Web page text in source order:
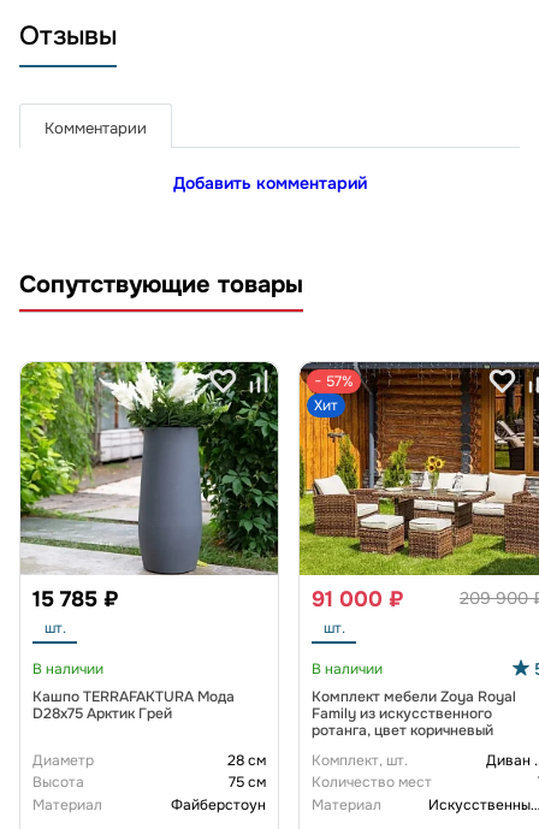
Отзывы
Комментарии
Добавить комментарий
Сопутствующие товары
15 785 ₽
шт.
В наличии
Кашпо TERRAFAKTURA Мода
D28x75 Арктик Грей
Диаметр
28 см
Высота
75 см
Материал
Файберстоун
− 57%
Хит
209 900
91 000 ₽
шт.
В наличии
Комплект мебели Zoya Royal
Family из искусственного
ротанга, цвет коричневый
Комплект, шт.
Диван
Количество мест
Материал
Искусственный ротанг